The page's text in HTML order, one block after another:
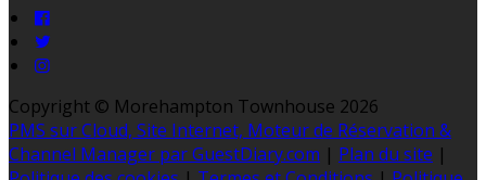
Copyright © Morehampton Townhouse 2026
PMS sur Cloud, Site Internet, Moteur de Réservation &
Channel Manager par GuestDiary.com | Plan du site |